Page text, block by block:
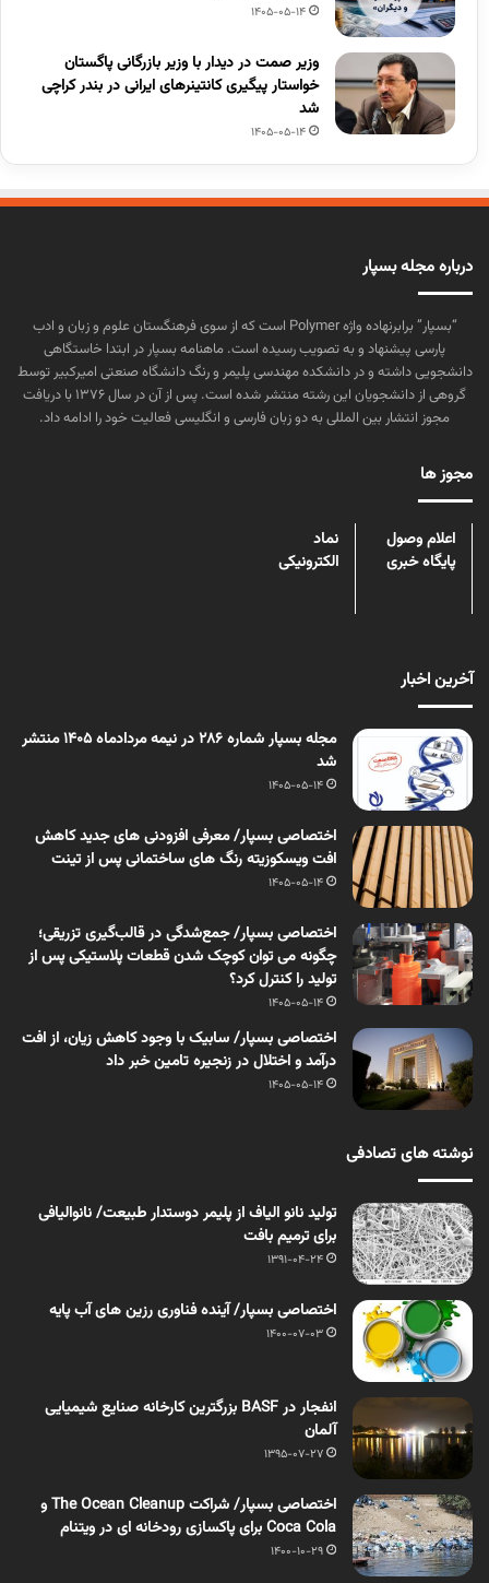
1405-05-14
وزیر صمت در دیدار با وزیر بازرگانی پاگستان
خواستار پیگیری کانتینرهای ایرانی در بندر کراچی
شد
1405-05-14
درباره مجله بسپار
“بسپار” برابرنهاده واژه Polymer است که از سوی فرهنگستان علوم و زبان و ادب
پارسی پیشنهاد و به تصویب رسیده است. ماهنامه بسپار در ابتدا خاستگاهی
دانشجویی داشته و در دانشکده مهندسی پلیمر و رنگ دانشگاه صنعتی امیرکبیر توسط
گروهی از دانشجویان این رشته منتشر شده است. پس از آن در سال ۱۳۷۶ با دریافت
مجوز انتشار بین المللی به دو زبان فارسی و انگلیسی فعالیت خود را ادامه داد.
مجوز ها
اعلام وصول
پایگاه خبری
نماد
الکترونیکی
آخرین اخبار
مجله بسپار شماره 286 در نیمه مردادماه 1405 منتشر
شد
1405-05-14
اختصاصی بسپار/ معرفی افزودنی های جدید کاهش
افت ویسکوزیته رنگ های ساختمانی پس از تینت
1405-05-14
اختصاصی بسپار/ جمع‌شدگی در قالب‌گیری تزریقی؛
چگونه می توان کوچک شدن قطعات پلاستیکی پس از
تولید را کنترل کرد؟
1405-05-14
اختصاصی بسپار/ سابیک با وجود کاهش زیان، از افت
درآمد و اختلال در زنجیره تامین خبر داد
1405-05-14
نوشته های تصادفی
تولید نانو الیاف از پلیمر دوستدار طبیعت/ نانوالیافی
برای ترمیم بافت
1391-04-24
اختصاصی بسپار/ آینده فناوری رزین های آب پایه
1400-07-03
انفجار در BASF بزرگترین کارخانه صنایع شیمیایی
آلمان
1395-07-27
اختصاصی بسپار/ شراکت The Ocean Cleanup و
Coca Cola برای پاکسازی رودخانه ای در ویتنام
1400-10-29